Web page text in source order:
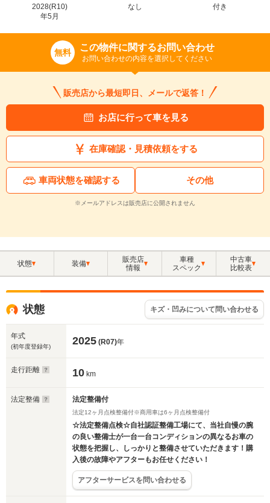
2028(R10)
年5 月
なし
付き
無料 この物件に関するお問い合わせ
お問い合わせの内容を選択してください
販売店から最短即日、メールで返答！
お店に行って車を見る
在庫確認・見積依頼をする
車両状態を確認する その他
※メールアドレスは販売店に公開されません
状態 装備
販売店
情報
車種
スペック
中古車
比較表
状態 キズ・凹みについて問い合わせる
年式
(初年度登録年) 2025 (R07)年
走行距離 10 km
法定整備 法定整備付
法定12ヶ月点検整備付※商用車は6ヶ月点検整備付
☆法定整備点検☆自社認証整備工場にて、当社自慢の腕
の良い整備士が一台一台コンディションの異なるお車の
状態を把握し、しっかりと整備させていただきます！購
入後の故障やアフターもお任せください！
アフターサービスを問い合わせる